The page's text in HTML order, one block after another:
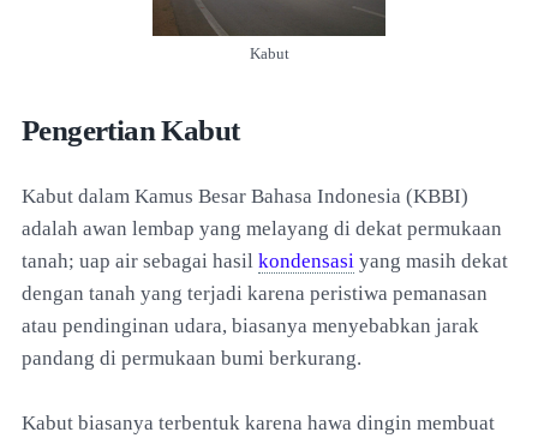
Kabut
Pengertian Kabut
Kabut dalam Kamus Besar Bahasa Indonesia (KBBI)
adalah awan lembap yang melayang di dekat permukaan
tanah; uap air sebagai hasil kondensasi yang masih dekat
dengan tanah yang terjadi karena peristiwa pemanasan
atau pendinginan udara, biasanya menyebabkan jarak
pandang di permukaan bumi berkurang.
Kabut biasanya terbentuk karena hawa dingin membuat